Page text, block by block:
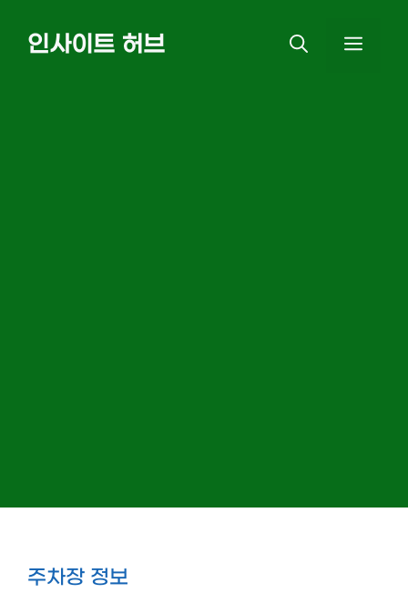
인사이트 허브
주차장 정보